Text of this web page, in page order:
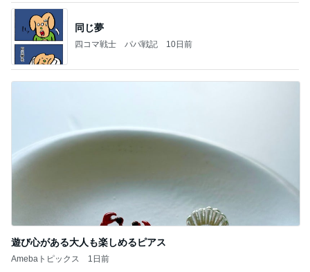
同じ夢
四コマ戦士 パパ戦記 10日前
遊び心がある大人も楽しめるピアス
Amebaトピックス 1日前